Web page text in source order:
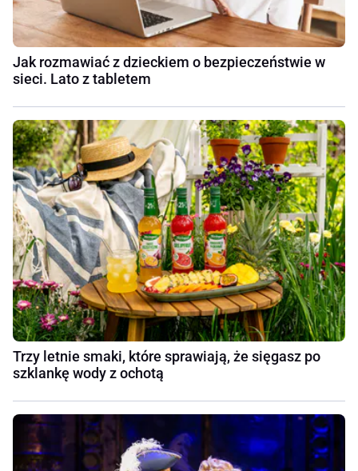
Jak rozmawiać z dzieckiem o bezpieczeństwie w
sieci. Lato z tabletem
Trzy letnie smaki, które sprawiają, że sięgasz po
szklankę wody z ochotą